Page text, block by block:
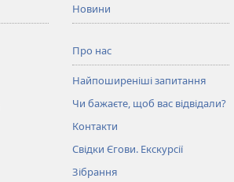
Новини
Про нас
Найпоширеніші запитання
Чи бажаєте, щоб вас відвідали?
Контакти
Свідки Єгови. Екскурсії
Зібрання